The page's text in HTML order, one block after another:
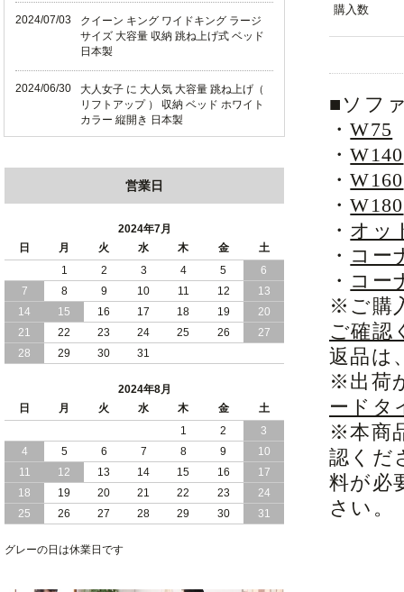
購入数
■ソフ
・W75
・W140
・W160
・W180
・ オッ
・ コー
・ コー
※ご購
ご確認
返品は
※出荷
ードタ
※本商
認くだ
料が必
さい。
2024/07/03
クイーン キング ワイドキング ラージ
サイズ 大容量 収納 跳ね上げ式 ベッド
日本製
2024/06/30
大人女子 に 大人気 大容量 跳ね上げ（
リフトアップ ） 収納 ベッド ホワイト
カラー 縦開き 日本製
ワイトカラー 縦開き 日本製
全長190cm ショート丈 コンパクト 大容
量 収納力 の 跳ね上げ （ リフトアップ
） 式 ベッド 横開き 日本製
2024/05/27
日本製 大容量 収納 跳ね上げ式 リフト
アップ 横開き ヘッドボードレス ベッド
組立設置サービス付
2024/05/21
日本製 大容量 収納 跳ね上げ式 リフト
組立設置付
日本製 大容量 収納 跳ね上げ式 （ リフ
トアップ ） ベッド 横開き ヘッドボー
ド 組立設置 付き
2024/04/25
日本製 収納 跳ね上げ式 リフトアップ
ベッド 縦開き ヘッドボード 組立設置サ
営業日
2024年7月
日
月 火 水 木 金
土
1
2 3 4 5
6
7
8 9 10 11 12
13
14
15 16 17 18 19
20
21
22 23 24 25 26
27
28
29 30 31
2024年8月
日
月 火 水 木 金
土
1
2
3
4
5 6 7 8 9
10
11
12 13 14 15 16
17
18
19 20 21 22 23
24
25
26 27 28 29 30 31
グレーの日は休業日です